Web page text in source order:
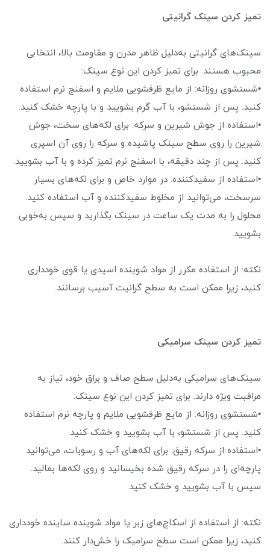
تمیز کردن سینک گرانیتی
سینک‌های گرانیتی به‌دلیل ظاهر مدرن و مقاومت بالا، انتخابی
محبوب هستند. برای تمیز کردن این نوع سینک:
•شستشوی روزانه: از مایع ظرفشویی ملایم و اسفنج نرم استفاده
کنید. پس از شستشو، با آب گرم بشویید و با پارچه خشک کنید.
•استفاده از جوش شیرین و سرکه: برای لکه‌های سخت، جوش
شیرین را روی سطح سینک پاشیده و سرکه را روی آن اسپری
کنید. پس از چند دقیقه، با اسفنج نرم تمیز کرده و با آب بشویید.
•استفاده از سفیدکننده: در موارد خاص و برای لکه‌های بسیار
سرسخت، می‌توانید از مخلوط سفیدکننده و آب استفاده کنید.
محلول را به مدت یک ساعت در سینک بگذارید و سپس به‌خوبی
بشویید.
نکته: از استفاده مکرر از مواد شوینده اسیدی یا قوی خودداری
کنید، زیرا ممکن است به سطح گرانیت آسیب برسانند.
تمیز کردن سینک سرامیکی
سینک‌های سرامیکی به‌دلیل سطح صاف و براق خود، نیاز به
مراقبت ویژه دارند. برای تمیز کردن این نوع سینک:
•شستشوی روزانه: از مایع ظرفشویی ملایم و پارچه نرم استفاده
کنید. پس از شستشو، با آب بشویید و خشک کنید.
•استفاده از سرکه رقیق: برای لکه‌های آب و رسوبات، می‌توانید
پارچه‌ای را در سرکه رقیق شده بخیسانید و روی لکه‌ها بمالید.
سپس با آب بشویید و خشک کنید.
نکته: از استفاده از اسکاچ‌های زبر یا مواد شوینده ساینده خودداری
کنید، زیرا ممکن است سطح سرامیک را خش‌دار کنند.